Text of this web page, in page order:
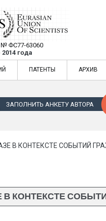
—
ФС77-63060
года
научных статей в
ПАТЕНТЫ АРХИВ
ЗАПОЛНИТЬ АНКЕТУ АВТОРА
В КОНТЕКСТЕ СОБЫТИЙ
КОНТЕКСТЕ